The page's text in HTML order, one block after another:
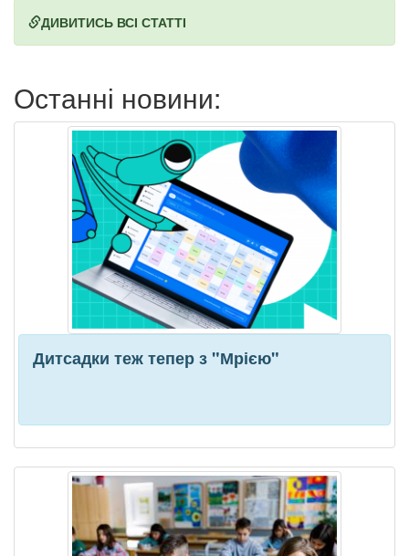
ДИВИТИСЬ ВСІ СТАТТІ
Останні новини:
Дитсадки теж тепер з "Мрією"